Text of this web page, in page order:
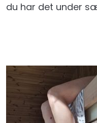
du har det under